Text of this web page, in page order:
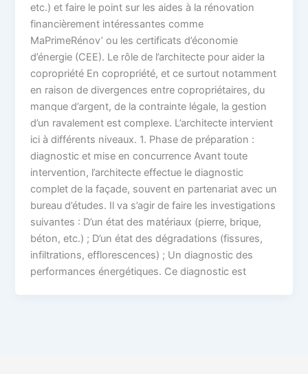
etc.) et faire le point sur les aides à la rénovation
financièrement intéressantes comme
MaPrimeRénov’ ou les certificats d’économie
d’énergie (CEE). Le rôle de l’architecte pour aider la
copropriété En copropriété, et ce surtout notamment
en raison de divergences entre copropriétaires, du
manque d’argent, de la contrainte légale, la gestion
d’un ravalement est complexe. L’architecte intervient
ici à différents niveaux. 1. Phase de préparation :
diagnostic et mise en concurrence Avant toute
intervention, l’architecte effectue le diagnostic
complet de la façade, souvent en partenariat avec un
bureau d’études. Il va s’agir de faire les investigations
suivantes : D’un état des matériaux (pierre, brique,
béton, etc.) ; D’un état des dégradations (fissures,
infiltrations, efflorescences) ; Un diagnostic des
performances énergétiques. Ce diagnostic est